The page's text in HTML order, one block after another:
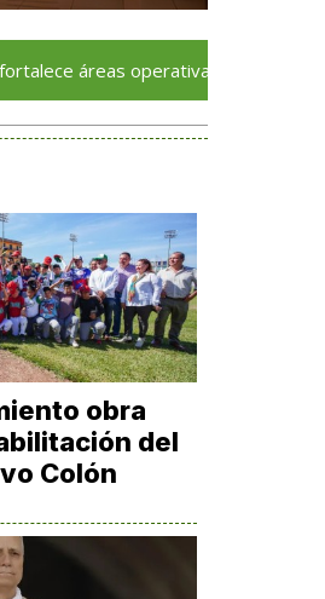
operativas con nuevas unidades
obra
del
Colón